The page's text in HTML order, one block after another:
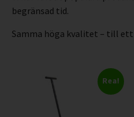
begränsad tid.
Samma höga kvalitet – till ett
Rea!